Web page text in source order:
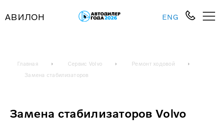
АВИЛОН ENG
Главная Сервис Volvo
Ремонт ходовой
Замена стабилизаторов
Замена стабилизаторов Volvo